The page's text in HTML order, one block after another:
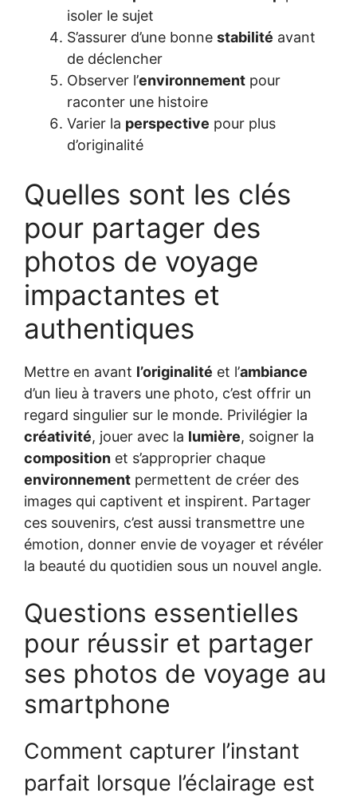
isoler le sujet
S’assurer d’une bonne stabilité avant
de déclencher
Observer l’environnement pour
raconter une histoire
Varier la perspective pour plus
d’originalité
Quelles sont les clés
pour partager des
photos de voyage
impactantes et
authentiques
Mettre en avant l’originalité et l’ambiance
d’un lieu à travers une photo, c’est offrir un
regard singulier sur le monde. Privilégier la
créativité, jouer avec la lumière, soigner la
composition et s’approprier chaque
environnement permettent de créer des
images qui captivent et inspirent. Partager
ces souvenirs, c’est aussi transmettre une
émotion, donner envie de voyager et révéler
la beauté du quotidien sous un nouvel angle.
Questions essentielles
pour réussir et partager
ses photos de voyage au
smartphone
Comment capturer l’instant
parfait lorsque l’éclairage est